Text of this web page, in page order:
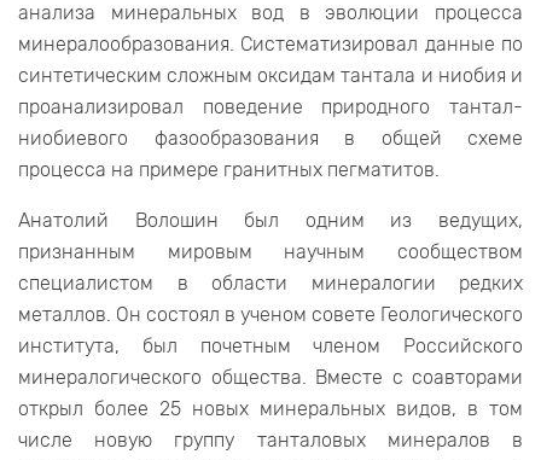
анализа минеральных вод в эволюции процесса
минералообразования. Систематизировал данные по
синтетическим сложным оксидам тантала и ниобия и
проанализировал поведение природного тантал-
ниобиевого фазообразования в общей схеме
процесса на примере гранитных пегматитов.
Анатолий Волошин был одним из ведущих,
признанным мировым научным сообществом
специалистом в области минералогии редких
металлов. Он состоял в ученом совете Геологического
института, был почетным членом Российского
минералогического общества. Вместе с соавторами
открыл более 25 новых минеральных видов, в том
числе новую группу танталовых минералов в